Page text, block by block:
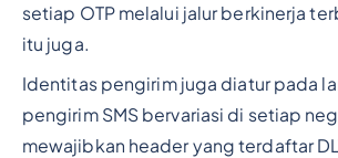
setiap OTP melalui jalur berkinerja
itu juga.
Identitas pengirim juga diatur pada
pengirim SMS bervariasi di setiap
mewajibkan header yang terdaftar